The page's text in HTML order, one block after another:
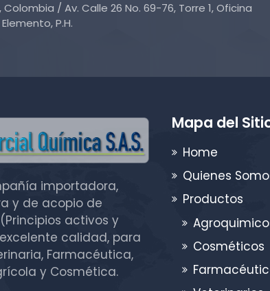
Colombia / Av. Calle 26 No. 69-76, Torre 1, Oficina
P.H.
importadora,
y de acopio de
activos y
calidad, para
Farmacéutica,
y Cosmética.
Mapa del
Home
Quienes
Productos
Cosméticos